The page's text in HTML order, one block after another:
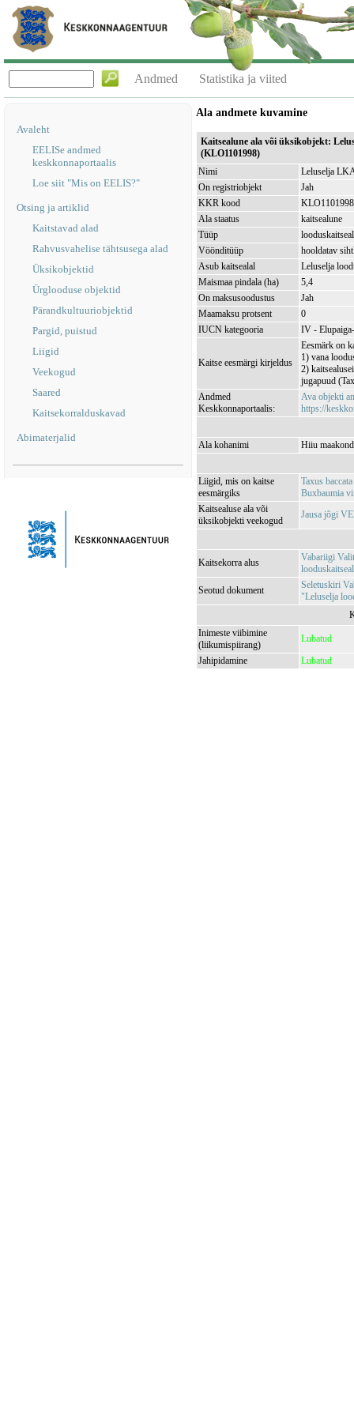
Andmed Statistika ja viited
Avaleht
EELISe andmed
keskkonnaportaalis
Loe siit "Mis on EELIS?"
Otsing ja artiklid
Kaitstavad alad
Rahvusvahelise tähtsusega alad
Üksikobjektid
Ürglooduse objektid
Pärandkultuuriobjektid
Pargid, puistud
Liigid
Veekogud
Saared
Kaitsekorralduskavad
Abimaterjalid
Ala andmete kuvamine
Kaitsealune ala või üksikobjekt:
(KLO1101998)
Nimi
Leluselja
On registriobjekt
Jah
KKR kood
KLO1101998
Ala staatus
kaitsealune
Tüüp
Vöönditüüp
hooldatav
Asub kaitsealal
Leluselja
Maismaa pindala (ha)
5,4
On maksusoodustus
Jah
Maamaksu protsent
0
IUCN kategooria
IV -
Kaitse eesmärgi kirjeldus
Eesmärk on
1) vana
2)
jugapuud
Andmed
Keskkonnaportaalis:
Ava objekti
https://
Ala kohanimi Hiiu
Liigid, mis on kaitse
eesmärgiks
Taxus
Buxbaumia
Kaitsealuse ala või
üksikobjekti veekogud
Jausa jõgi
Kaitsekorra alus
Vabariigi
Seotud dokument
Seletuskiri
"Leluselja
Inimeste viibimine
(liikumispiirang)
Lubatud
Jahipidamine
Lubatud